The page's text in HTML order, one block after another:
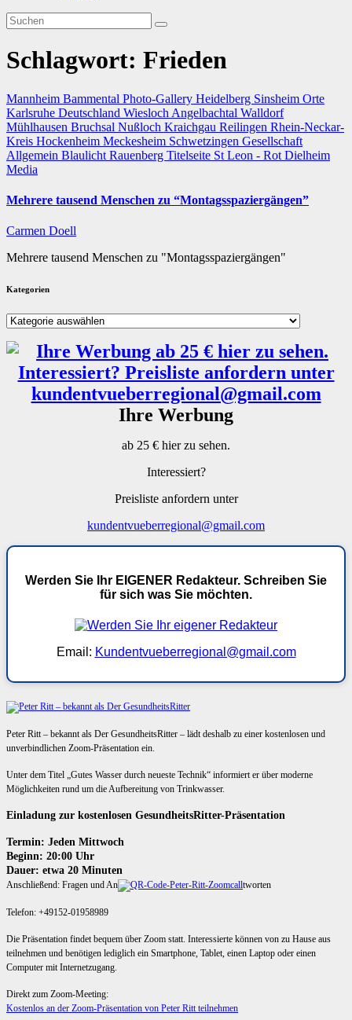
Schlagwort: Frieden
Mannheim Bammental Photo-Gallery Heidelberg Sinsheim Orte
Karlsruhe Deutschland Wiesloch Angelbachtal Walldorf
Mühlhausen Bruchsal Nußloch Kraichgau Reilingen Rhein-Neckar-
Kreis Hockenheim Meckesheim Schwetzingen Gesellschaft
Allgemein Blaulicht Rauenberg Titelseite St Leon - Rot Dielheim
Media
Mehrere tausend Menschen zu “Montagsspaziergängen”
Carmen Doell
Mehrere tausend Menschen zu "Montagsspaziergängen"
Kategorien
Kategorien
Ihre Werbung
ab 25 € hier zu sehen.
Interessiert?
Preisliste anfordern unter
kundentvueberregional@gmail.com
Werden Sie Ihr EIGENER Redakteur. Schreiben Sie
für sich was Sie möchten.
Email: Kundentvueberregional@gmail.com
Peter Ritt – bekannt als Der GesundheitsRitter – lädt deshalb zu einer kostenlosen und
unverbindlichen Zoom-Präsentation ein.
Unter dem Titel „Gutes Wasser durch neueste Technik“ informiert er über moderne
Möglichkeiten rund um die Aufbereitung von Trinkwasser.
Einladung zur kostenlosen GesundheitsRitter-Präsentation
Termin: Jeden Mittwoch
Beginn: 20:00 Uhr
Dauer: etwa 20 Minuten
Anschließend: Fragen und An tworten
Telefon: +49152-01958989
Die Präsentation findet bequem über Zoom statt. Interessierte können von zu Hause aus
teilnehmen und benötigen lediglich ein Smartphone, Tablet, einen Laptop oder einen
Computer mit Internetzugang.
Direkt zum Zoom-Meeting:
Kostenlos an der Zoom-Präsentation von Peter Ritt teilnehmen